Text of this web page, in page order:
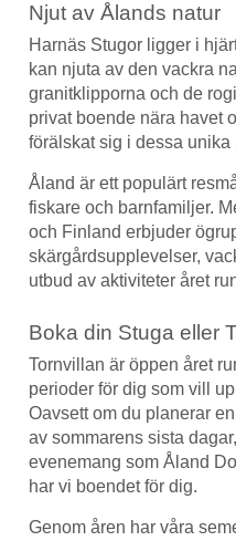
Njut av Ålands natur
Harnäs Stugor ligger i
kan njuta av den vackra
granitklipporna och de
privat boende nära havet
förälskat sig i dessa unika
Åland är ett populärt
fiskare och barnfamiljer.
och Finland erbjuder
skärgårdsupplevelser,
utbud av aktiviteter året
Boka din Stuga eller
Tornvillan är öppen året
perioder för dig som vill
Oavsett om du planerar
av sommarens sista
evenemang som Åland
har vi boendet för dig.
Genom åren har våra